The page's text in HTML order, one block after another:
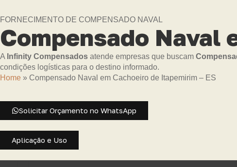
FORNECIMENTO DE COMPENSADO NAVAL
Compensado Naval
A Infinity Compensados atende empresas que buscam
condições logísticas para o destino informado.
Home » Compensado Naval em Cachoeiro de Itapemirim – ES
Solicitar Orçamento no WhatsApp
Aplicação e Uso